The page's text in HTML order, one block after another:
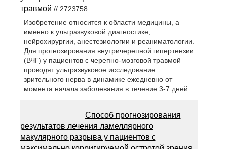
травмой // 2723758
Изобретение относится к области медицины, а
именно к ультразвуковой диагностике,
нейрохирургии, анестезиологии и реаниматологии.
Для прогнозирования внутричерепной гипертензии
(ВЧГ) у пациентов с черепно-мозговой травмой
проводят ультразвуковое исследование
зрительного нерва в динамике ежедневно от
момента начала заболевания в течение 3-7 дней.
Способ прогнозирования
результатов лечения ламеллярного
макулярного разрыва у пациентов с